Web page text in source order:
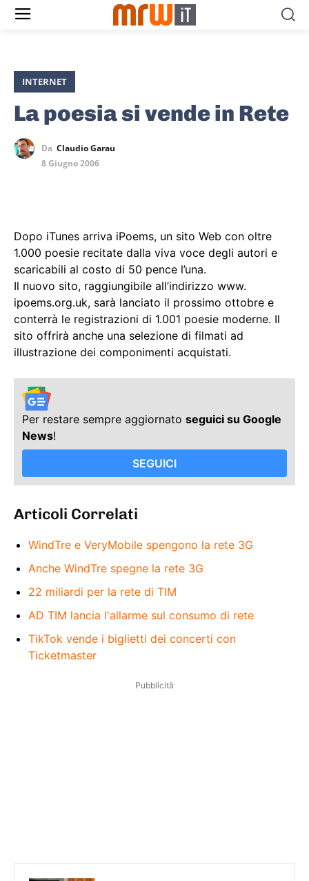
INTERNET
La poesia si vende in Rete
Da Claudio Garau
8 Giugno 2006
Dopo iTunes arriva iPoems, un sito Web con oltre
1.000 poesie recitate dalla viva voce degli autori e
scaricabili al costo di 50 pence l’una.
Il nuovo sito, raggiungibile all’indirizzo www.
ipoems.org.uk, sarà lanciato il prossimo ottobre e
conterrà le registrazioni di 1.001 poesie moderne. Il
sito offrirà anche una selezione di filmati ad
illustrazione dei componimenti acquistati.
Per restare sempre aggiornato seguici su Google
News!
SEGUICI
Articoli Correlati
WindTre e VeryMobile spengono la rete 3G
Anche WindTre spegne la rete 3G
22 miliardi per la rete di TIM
AD TIM lancia l'allarme sul consumo di rete
TikTok vende i biglietti dei concerti con
Ticketmaster
Pubblicità